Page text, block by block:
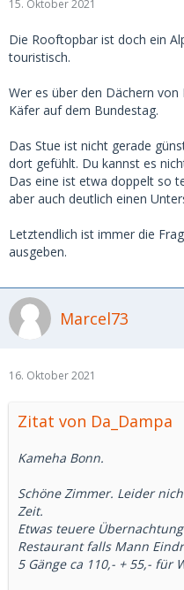
15. Oktober 2021
Die Rooftopbar ist doch ein
touristisch.
Wer es über den Dächern
Käfer auf dem Bundestag.
Das Stue ist nicht gerade
dort gefühlt. Du kannst es
Das eine ist etwa doppelt so
aber auch deutlich einen
Letztendlich ist immer die
ausgeben.
Marcel73
16. Oktober 2021
Zitat von Da_Dampa
Kameha Bonn.
Schöne Zimmer. Leider
Zeit.
Etwas teuere
Restaurant falls Mann
5 Gänge ca 110,- + 55,- für